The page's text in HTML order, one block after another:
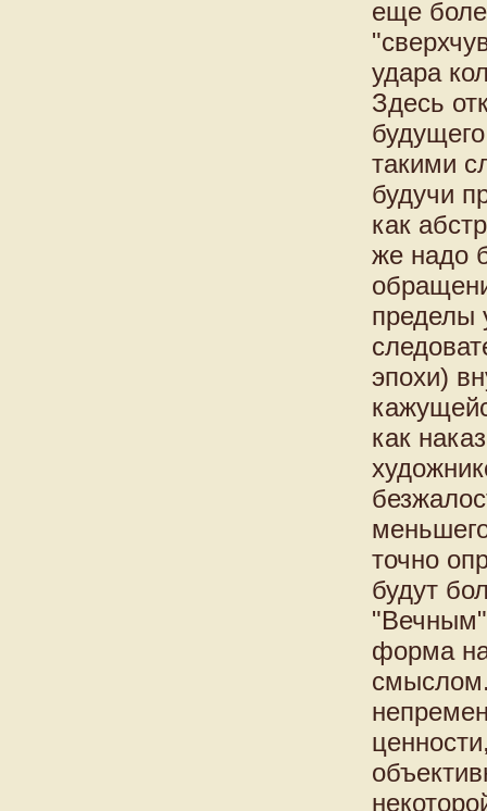
еще
удара
Здесь
такими
будучи
как
же надо
пределы
эпохи)
как
точно
будут
"Вечным"
форма